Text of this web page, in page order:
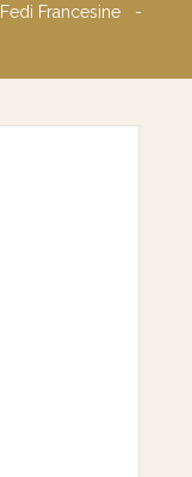
Fedi Francesine